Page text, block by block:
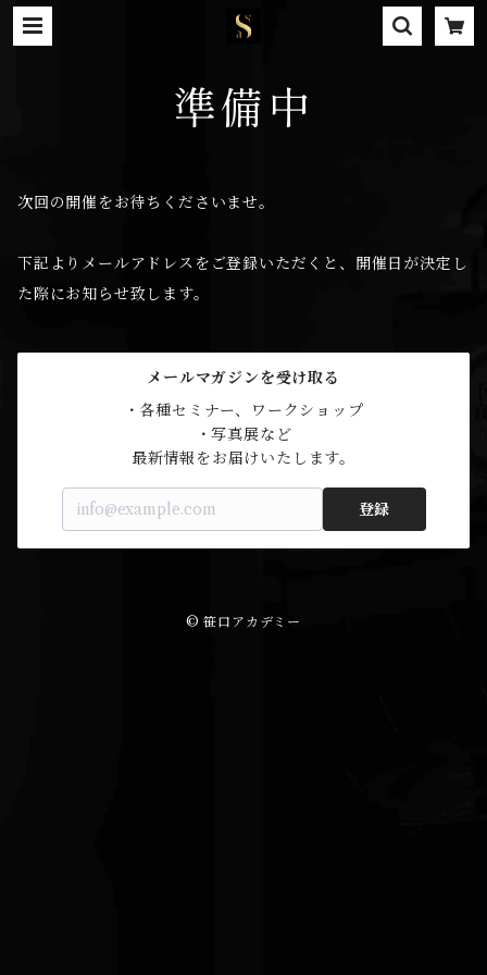
準備中
次回の開催をお待ちくださいませ。
下記よりメールアドレスをご登録いただくと、開催日が決定し
た際にお知らせ致します。
メールマガジンを受け取る
・各種セミナー、ワークショップ
・写真展など
最新情報をお届けいたします。
登録
© 笹口アカデミー